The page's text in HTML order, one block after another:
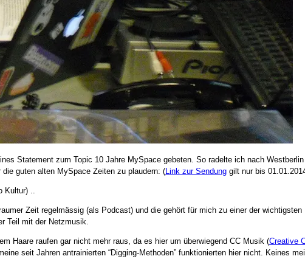
Statement zum Topic 10 Jahre MySpace gebeten. So radelte ich nach
guten alten MySpace Zeiten zu plaudern: (Link zur Sendung gilt nur bis
Kultur) ..
Zeit regelmässig (als Podcast) und die gehört für mich zu einer der
Teil mit der Netzmusik.
Haare raufen gar nicht mehr raus, da es hier um überwiegend CC Musik (Creative
seit Jahren antrainierten “Digging-Methoden” funktionierten hier nicht. Keines